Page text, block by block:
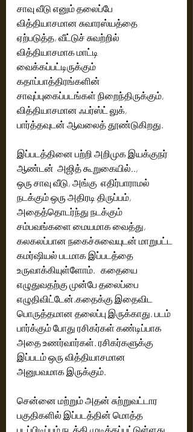
சாவு வீடு எனும் தலைப்பே
வித்தியாசமான சுவாரஸ்யத்தை
ஏற்படுத்த, வீட்டுச் சுவற்றில்
வித்தியாசமாக மாட்டி
வைக்கப்பட்டிருக்கும்
கதாப்பாத்திரங்களின்
சாவுப்புகைப்படங்கள் நிறைந்திருக்கும்,
வித்தியாசமான ஃபர்ஸ்ட் லுக்,
பார்த்தவுடன் ஆவலைத் தூண்டுகிறது.
இப்படத்தினை பற்றி அறிமுக இயக்குநர்
ஆண்டன்  அஜித் கூறுகையில்..,
ஒரு சாவு வீடு, அங்கு  எதிர்பாராமல்
நடக்கும் ஒரு அதிரடி திருப்பம்,
அதைத்தொடர்ந்து நடக்கும்
சம்பவங்களை மையமாக வைத்து,
கலகலப்பான நகைச்சுவையுடன் மாறுபட்ட
கமர்ஷியல் படமாக இப்படத்தை
உருவாக்கியுள்ளோம்.   கதையை
எழுதுவதற்கு முன்பே தலைப்பை
எழுதிவிட்டேன்.கதைக்கு இதைவிட
பொருத்தமான தலைப்பு இருக்காது. படம்
பார்க்கும் போது ரசிகர்கள் கண்டிப்பாக
அதை உணர்வார்கள். ரசிகர்களுக்கு
இப்படம் ஒரு வித்தியாசமான
அனுபவமாக இருக்கும்.
சென்னை மற்றும் அதன் சுற்றுவட்டார
பகுதிகளில் இப்படத்தின் மொத்த
படப்பிடிப்பும் நடத்தி முடிக்கப்பட்டுள்ளது.